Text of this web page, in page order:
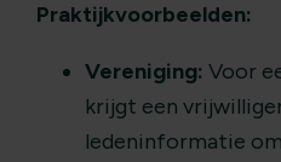
Praktijkvoorbeelden:
Vereniging: Voor
krijgt een
ledeninformatie